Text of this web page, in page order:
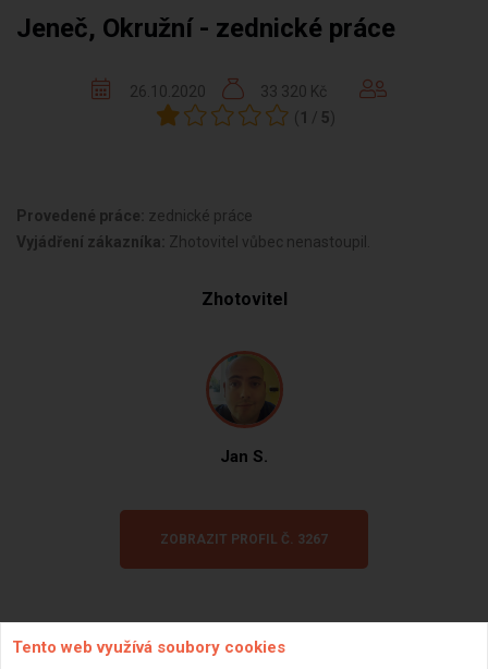
Jeneč, Okružní - zednické práce
26.10.2020
33 320 Kč
( 1 / 5)
Provedené práce: zednické práce
Vyjádření zákazníka: Zhotovitel vůbec nenastoupil.
Zhotovitel
Jan S.
ZOBRAZIT PROFIL Č. 3267
Tento web využívá soubory cookies